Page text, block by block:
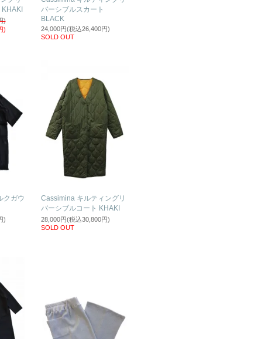
)
)
バーシブルスカート
BLACK
24,000円(税込26,400円)
SOLD OUT
クガウ
)
Cassimina キルティングリ
バーシブルコート KHAKI
28,000円(税込30,800円)
SOLD OUT